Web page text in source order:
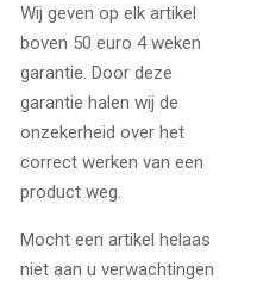
Wij geven op elk artikel
boven 50 euro 4 weken
garantie. Door deze
garantie halen wij de
onzekerheid over het
correct werken van een
product weg.
Mocht een artikel helaas
niet aan u verwachtingen